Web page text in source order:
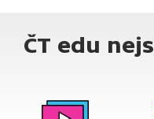
ČT edu